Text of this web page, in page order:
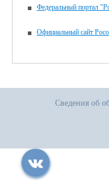
Федеральный портал
Официальный сайт
Сведения об